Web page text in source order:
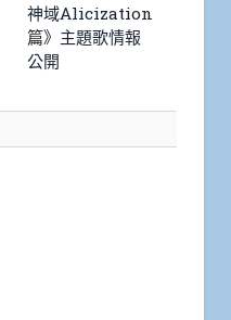
神域Alicization
篇》主題歌情報
公開